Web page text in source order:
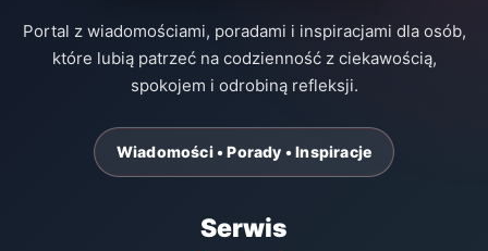
Portal z wiadomościami, poradami i inspiracjami dla osób,
które lubią patrzeć na codzienność z ciekawością,
spokojem i odrobiną refleksji.
Wiadomości • Porady • Inspiracje
Serwis